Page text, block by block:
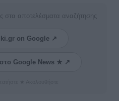
στα αποτελέσματα αναζήτησης
on Google ↗
Google News ★ ↗